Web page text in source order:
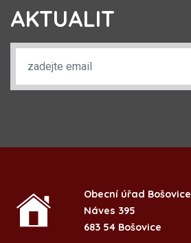
AKTUALIT
Obecní úřad Bošovice
Náves 395
683 54 Bošovice